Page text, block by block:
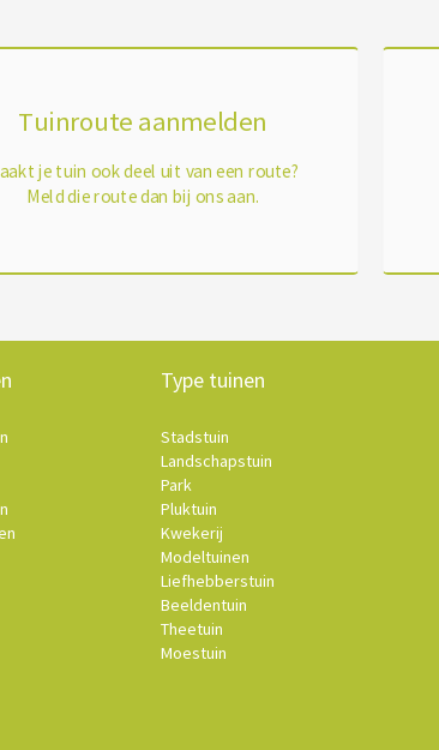
Tuinroute aanmelden
je tuin ook deel uit van een route?
Meld die route dan bij ons aan.
Type tuinen
Stadstuin
Landschapstuin
Park
Pluktuin
Kwekerij
Modeltuinen
Liefhebberstuin
Beeldentuin
Theetuin
Moestuin